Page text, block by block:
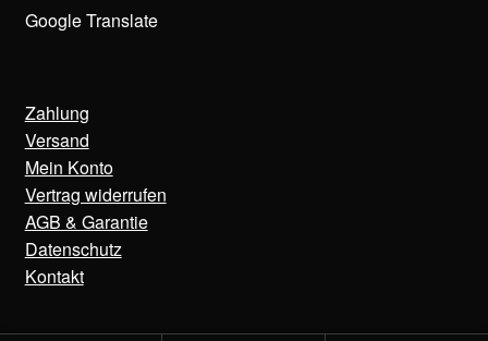
Google Translate
Zahlung
Versand
Mein Konto
Vertrag widerrufen
AGB & Garantie
Datenschutz
Kontakt